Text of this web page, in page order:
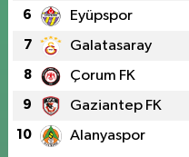
6 Eyüpspor
7 Galatasaray
8 Çorum FK
9 Gaziantep FK
10 Alanyaspor